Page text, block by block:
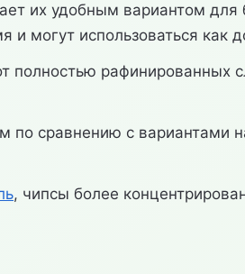
их удобным вариантом для
могут использоваться как
полностью рафинированных
сравнению с вариантами
, чипсы более